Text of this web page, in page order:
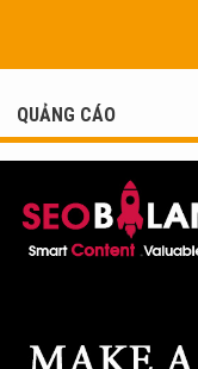
QUẢNG CÁO